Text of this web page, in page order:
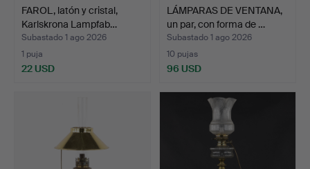
FAROL, latón y cristal,
Karlskrona Lampfab…
Subastado 1 ago 2026
1 puja
22 USD
LÁMPARAS DE VENTANA,
un par, con forma de …
Subastado 1 ago 2026
10 pujas
96 USD